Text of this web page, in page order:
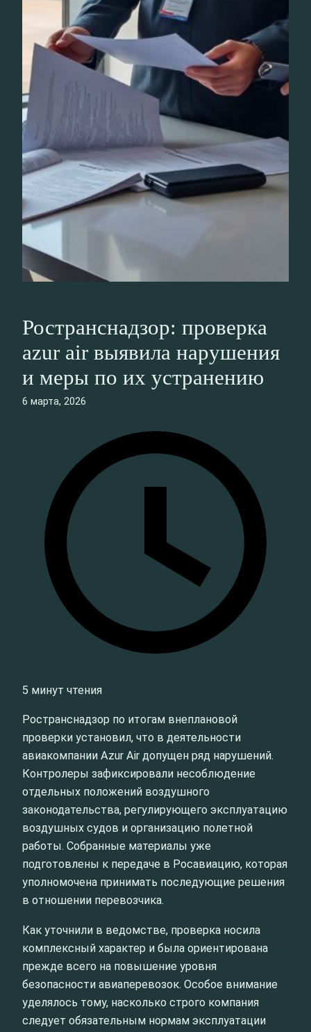
Ространснадзор: проверка
azur air выявила нарушения
и меры по их устранению
6 марта, 2026
5 минут чтения
Ространснадзор по итогам внеплановой
проверки установил, что в деятельности
авиакомпании Azur Air допущен ряд нарушений.
Контролеры зафиксировали несоблюдение
отдельных положений воздушного
законодательства, регулирующего эксплуатацию
воздушных судов и организацию полетной
работы. Собранные материалы уже
подготовлены к передаче в Росавиацию, которая
уполномочена принимать последующие решения
в отношении перевозчика.
Как уточнили в ведомстве, проверка носила
комплексный характер и была ориентирована
прежде всего на повышение уровня
безопасности авиаперевозок. Особое внимание
уделялось тому, насколько строго компания
следует обязательным нормам эксплуатации